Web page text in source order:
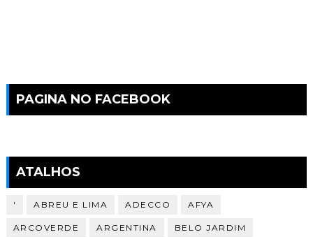
PAGINA NO FACEBOOK
ATALHOS
' ABREU E LIMA ADECCO AFYA
ARCOVERDE ARGENTINA BELO JARDIM